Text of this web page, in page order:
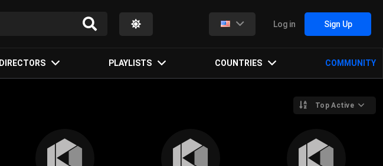
Log in Sign Up
DIRECTORS PLAYLISTS COUNTRIES COMMUNITY
Top Active